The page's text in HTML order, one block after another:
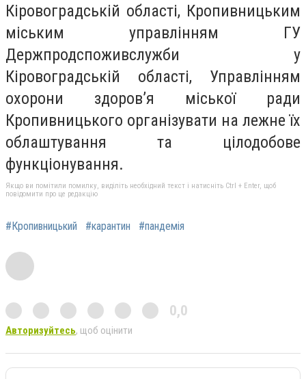
Кіровоградській області, Кропивницьким
міським управлінням ГУ
Держпродспоживслужби у
Кіровоградській області, Управлінням
охорони здоров’я міської ради
Кропивницького організувати на лежне їх
облаштування та цілодобове
функціонування.
Якщо ви помітили помилку, виділіть необхідний текст і натисніть Ctrl + Enter, щоб
повідомити про це редакцію
#Кропивницький #карантин #пандемія
0,0
Авторизуйтесь, щоб оцінити